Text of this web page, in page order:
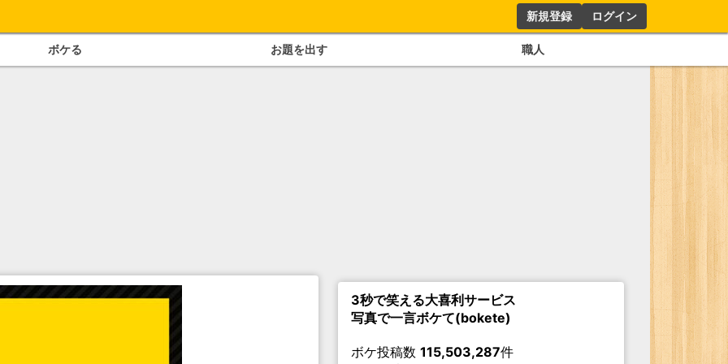
新規登録 ログイン
ボケる お題を出す 職人
3秒で笑える大喜利サービス
写真で一言ボケて(bokete)
ボケ投稿数 115,503,287件